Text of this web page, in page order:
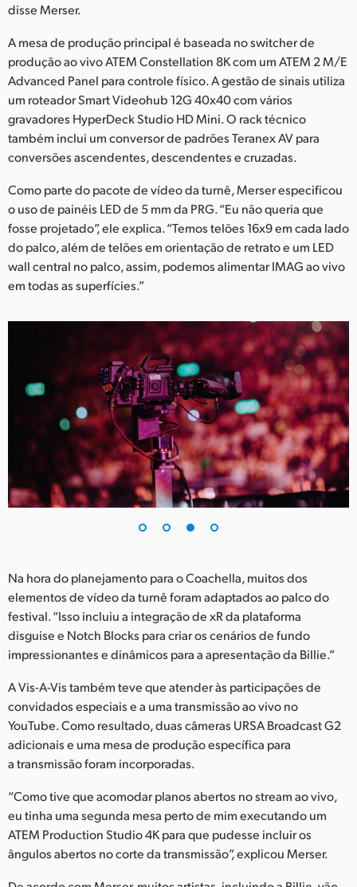
disse Merser.
A mesa de produção principal é baseada no switcher de
produção ao vivo ATEM Constellation 8K com um ATEM 2 M/E
Advanced Panel para controle físico. A gestão de sinais utiliza
um roteador Smart Videohub 12G 40x40 com vários
gravadores HyperDeck Studio HD Mini. O rack técnico
também inclui um conversor de padrões Teranex AV para
conversões ascendentes, descendentes e cruzadas.
Como parte do pacote de vídeo da turnê, Merser especificou
o uso de painéis LED de 5 mm da PRG. “Eu não queria que
fosse projetado”, ele explica. “Temos telões 16x9 em cada lado
do palco, além de telões em orientação de retrato e um LED
wall central no palco, assim, podemos alimentar IMAG ao vivo
em todas as superfícies.”
Na hora do planejamento para o Coachella, muitos dos
elementos de vídeo da turnê foram adaptados ao palco do
festival. “Isso incluiu a integração de xR da plataforma
disguise e Notch Blocks para criar os cenários de fundo
impressionantes e dinâmicos para a apresentação da Billie.”
A Vis-A-Vis também teve que atender às participações de
convidados especiais e a uma transmissão ao vivo no
YouTube. Como resultado, duas câmeras URSA Broadcast G2
adicionais e uma mesa de produção específica para
a transmissão foram incorporadas.
“Como tive que acomodar planos abertos no stream ao vivo,
eu tinha uma segunda mesa perto de mim executando um
ATEM Production Studio 4K para que pudesse incluir os
ângulos abertos no corte da transmissão”, explicou Merser.